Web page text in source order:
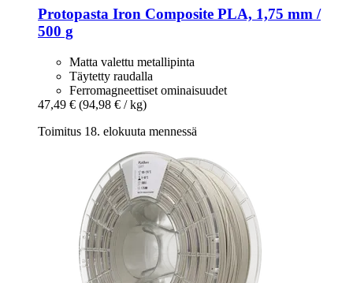
Protopasta Iron Composite PLA, 1,75 mm /
500 g
Matta valettu metallipinta
Täytetty raudalla
Ferromagneettiset ominaisuudet
47,49 € (94,98 € / kg)
Toimitus 18. elokuuta mennessä